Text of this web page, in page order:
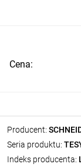
Producent:
Seria produktu:
Indeks producenta:
Cena: